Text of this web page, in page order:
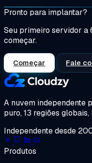
Pronto para implantar?
Seu primeiro servidor a
começar.
Começar Fale
A nuvem independente
puro, 13 regiões
Independente desde
Produtos